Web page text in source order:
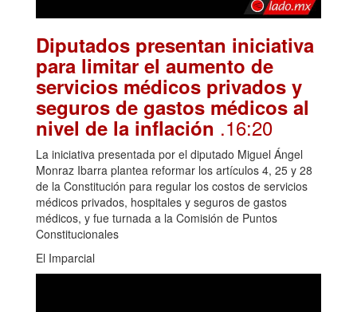
Diputados presentan iniciativa
para limitar el aumento de
servicios médicos privados y
seguros de gastos médicos al
nivel de la inflación .16:20
La iniciativa presentada por el diputado Miguel Ángel
Monraz Ibarra plantea reformar los artículos 4, 25 y 28
de la Constitución para regular los costos de servicios
médicos privados, hospitales y seguros de gastos
médicos, y fue turnada a la Comisión de Puntos
Constitucionales
El Imparcial